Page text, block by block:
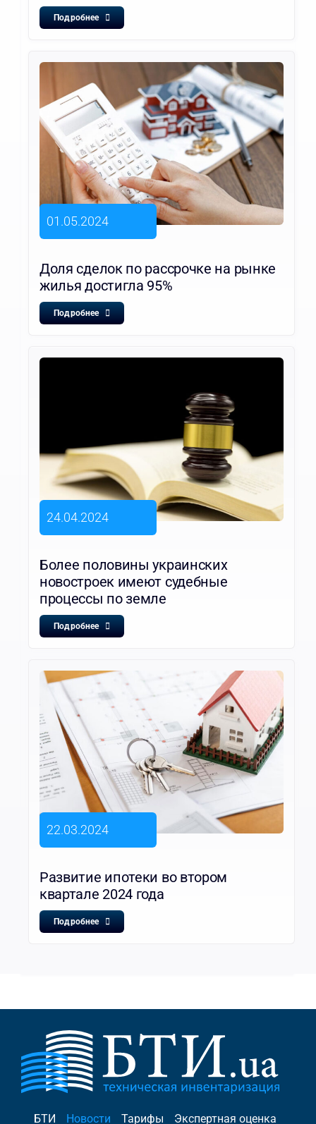
Подробнее
01.05.2024
Доля сделок по рассрочке на рынке
жилья достигла 95%
Подробнее
24.04.2024
Более половины украинских
новостроек имеют судебные
процессы по земле
Подробнее
22.03.2024
Развитие ипотеки во втором
квартале 2024 года
Подробнее
БТИ Новости Тарифы Экспертная оценка